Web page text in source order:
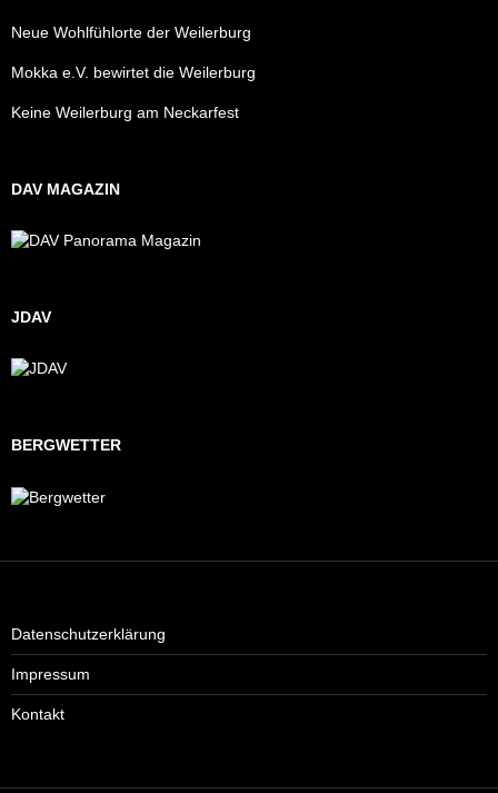
Neue Wohlfühlorte der Weilerburg
Mokka e.V. bewirtet die Weilerburg
Keine Weilerburg am Neckarfest
DAV MAGAZIN
JDAV
BERGWETTER
Datenschutzerklärung
Impressum
Kontakt